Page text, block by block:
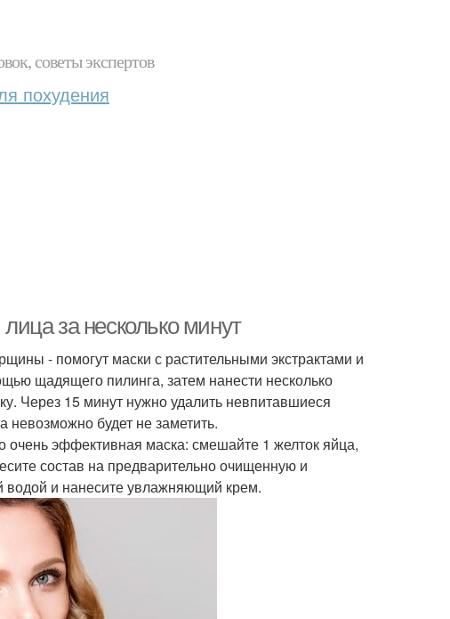
советы экспертов
похудения
за несколько минут
- помогут маски с растительными экстрактами и
щадящего пилинга, затем нанести несколько
Через 15 минут нужно удалить невпитавшиеся
невозможно будет не заметить.
очень эффективная маска: смешайте 1 желток яйца,
состав на предварительно очищенную и
и нанесите увлажняющий крем.